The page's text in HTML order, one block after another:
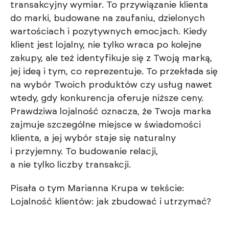
transakcyjny wymiar. To przywiązanie klienta
do marki, budowane na zaufaniu, dzielonych
wartościach i pozytywnych emocjach. Kiedy
klient jest lojalny, nie tylko wraca po kolejne
zakupy, ale też identyfikuje się z Twoją marką,
jej ideą i tym, co reprezentuje. To przekłada się
na wybór Twoich produktów czy usług nawet
wtedy, gdy konkurencja oferuje niższe ceny.
Prawdziwa lojalność oznacza, że Twoja marka
zajmuje szczególne miejsce w świadomości
klienta, a jej wybór staje się naturalny
i przyjemny. To budowanie relacji,
a nie tylko liczby transakcji.
Pisała o tym Marianna Krupa w tekście:
Lojalność klientów: jak zbudować i utrzymać?